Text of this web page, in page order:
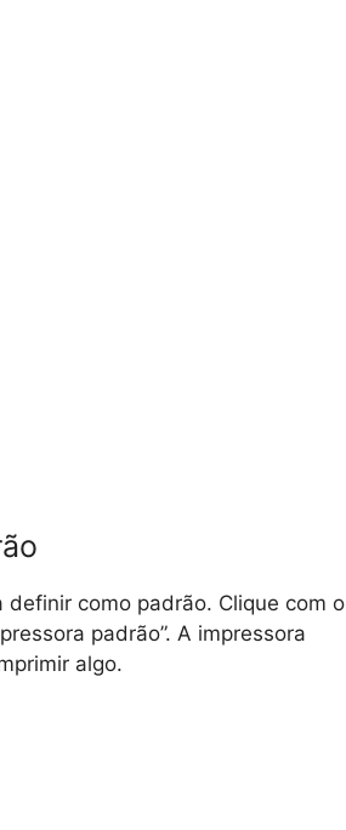
como padrão. Clique com o
padrão”. A impressora
algo.